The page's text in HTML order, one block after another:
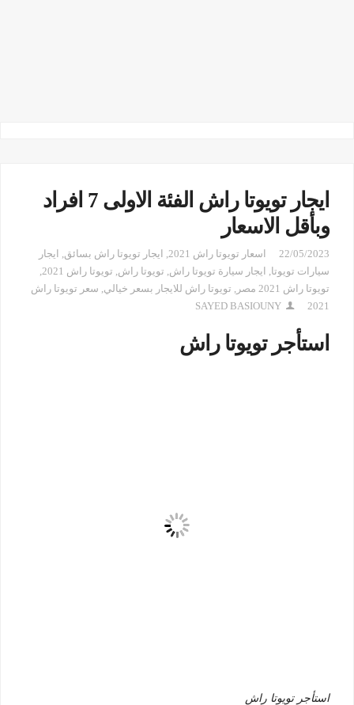
ايجار تويوتا راش الفئة الاولى 7 افراد
وبأقل الاسعار
22/05/2023 اسعار تويوتا راش 2021 , ايجار تويوتا راش بسائق, ايجار
سيارات تويوتا, ايجار سيارة تويوتا راش, تويوتا راش, تويوتا راش 2021
,
تويوتا راش 2021 مصر
, تويوتا راش للايجار بسعر خيالي, سعر تويوتا راش
2021
SAYED BASIOUNY
استأجر تويوتا راش
استأجر تويوتا راش